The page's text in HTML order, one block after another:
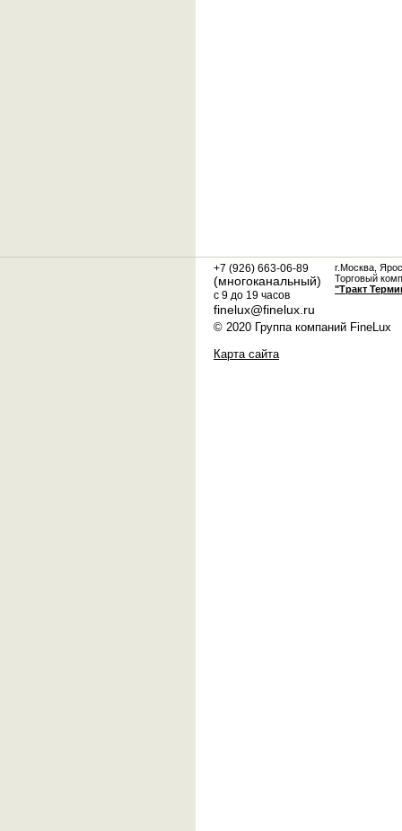
+7 (926) 663-06-89
(многоканальный)
с 9 до 19 часов
finelux@finelux.ru
г.Москва,
Торговый
"Тракт
© 2020 Группа компаний FineLux
Карта сайта